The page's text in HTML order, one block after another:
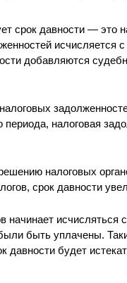
срок давности — это
исчисляется
добавляются
периода, налоговая
налоговых
срок давности
начинает исчисляться
быть уплачены.
давности будет